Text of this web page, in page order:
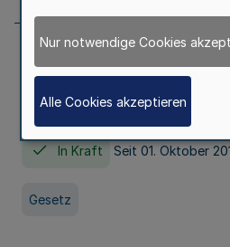
Gesetz über die
Nordrhein-Westfalen
HG)
In Kraft Seit 01. Oktober
Gesetz
Nur notwendige Cookies
Alle Cookies akzeptieren